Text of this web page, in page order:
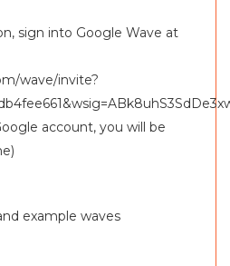
sign into Google Wave at
wave/invite?
account, you will be
example waves